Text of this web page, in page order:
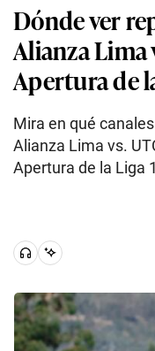
Dónde ver
Alianza Lima
Apertura de
Mira en qué
Alianza Lima vs.
Apertura de la Liga